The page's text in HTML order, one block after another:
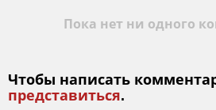
Пока нет ни одного
Чтобы написать
представиться.